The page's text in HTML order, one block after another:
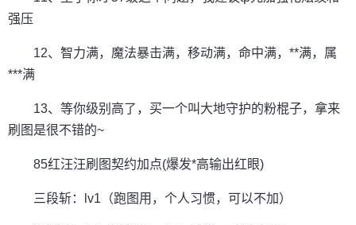
强压
12、智力满，魔法暴击满，移动满，命中满，**满，属
***满
13、等你级别高了，买一个叫大地守护的粉棍子，拿来
刷图是很不错的~
85红汪汪刷图契约加点(爆发*高输出红眼)
三段斩：lv1（跑图用，个人习惯，可以不加）